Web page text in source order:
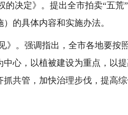
决定》。提出全市拍卖“五
的具体内容和实施办法。
。强调指出，全市各地要按
心，以植被建设为重点，以
共管，加快治理步伐，提高